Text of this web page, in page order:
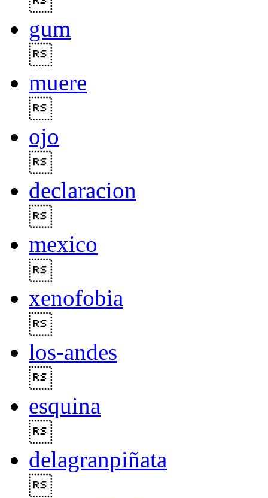
gum
muere
ojo
declaracion
mexico
xenofobia
los-andes
esquina
delagranpiñata